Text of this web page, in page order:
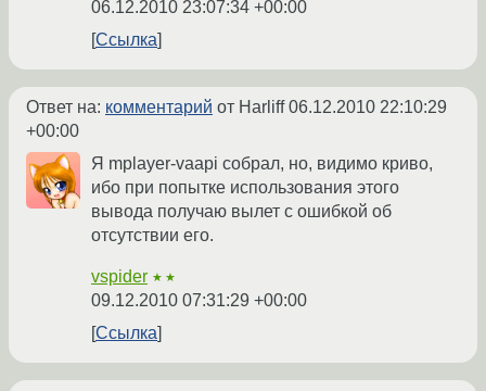
06.12.2010 23:07:34 +00:00
Ссылка
Ответ на: комментарий от Harliff06.12.2010 22:10:29
+00:00
Я mplayer-vaapi собрал, но, видимо криво,
ибо при попытке использования этого
вывода получаю вылет с ошибкой об
отсутствии его.
vspider ★★
09.12.2010 07:31:29 +00:00
Ссылка